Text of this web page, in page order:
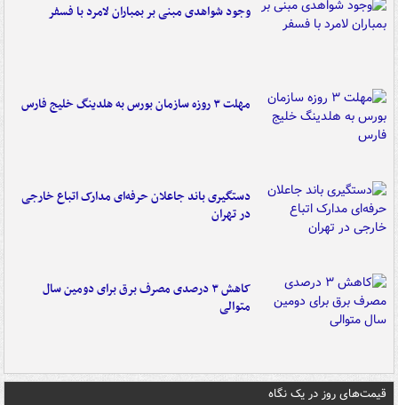
وجود شواهدی مبنی بر بمباران لامرد با فسفر
مهلت ۳ روزه سازمان بورس به هلدینگ خلیج فارس
دستگیری باند جاعلان حرفه‌ای مدارک اتباع خارجی
در تهران
کاهش ۳ درصدی مصرف برق برای دومین سال
متوالی
قیمت‌های روز در یک نگاه